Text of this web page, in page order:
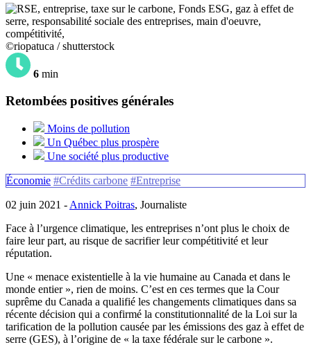
©riopatuca / shutterstock
6 min
Retombées positives générales
Moins de pollution
Un Québec plus prospère
Une société plus productive
Économie #Crédits carbone #Entreprise
02 juin 2021 -Annick Poitras, Journaliste
Face à l’urgence climatique, les entreprises n’ont plus le choix de
faire leur part, au risque de sacrifier leur compétitivité et leur
réputation.
Une « menace existentielle à la vie humaine au Canada et dans le
monde entier », rien de moins. C’est en ces termes que la Cour
suprême du Canada a qualifié les changements climatiques dans sa
récente décision qui a confirmé la constitutionnalité de la Loi sur la
tarification de la pollution causée par les émissions des gaz à effet de
serre (GES), à l’origine de « la taxe fédérale sur le carbone ».